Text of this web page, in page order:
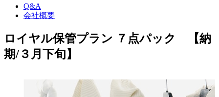
Q&A
会社概要
ロイヤル保管プラン ７点パック 【納
期/３月下旬】